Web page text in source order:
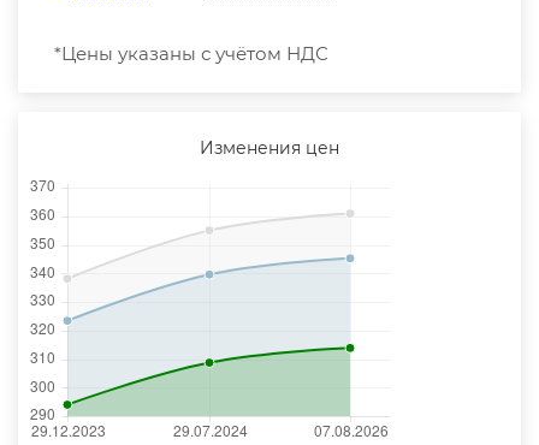
*Цены указаны с учётом НДС
Изменения цен